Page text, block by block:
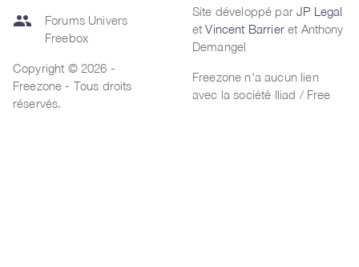
group
Forums Univers
Freebox
Copyright © 2026 -
Freezone - Tous droits
réservés.
Site développé parJP Legal
etVincent Barrieret Anthony
Demangel
Freezone n'a aucun lien
avec la société Iliad / Free